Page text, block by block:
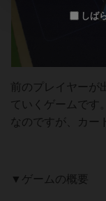
前のプレイヤーが
ていくゲームです
なのですが、カー
▼ゲームの概要
しば